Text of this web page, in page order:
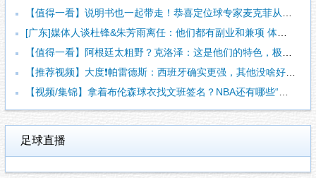
【值得一看】说明书也一起带走！恭喜定位球专家麦克菲从维拉转投
[广东]媒体人谈杜锋&朱芳雨离任：他们都有副业和兼项 体育唯
【值得一看】阿根廷太粗野？克洛泽：这是他们的特色，极其强调对
【推荐视频】大度❗️帕雷德斯：西班牙确实更强，其他没啥好辟谣
【视频/集锦】拿着布伦森球衣找文班签名？NBA还有哪些“贴脸
足球直播